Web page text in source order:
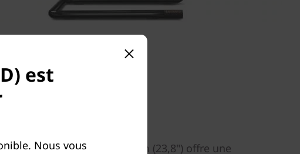
l’écran Full HD de 60,45 cm (23,8") offre une
est
Nous vous